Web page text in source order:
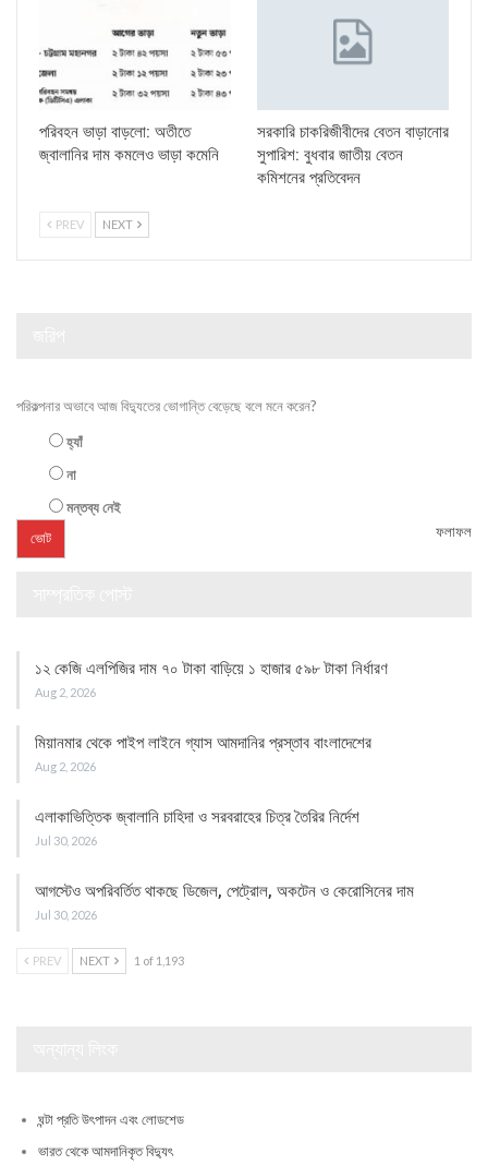
পরিবহন ভাড়া বাড়লো: অতীতে
জ্বালানির দাম কমলেও ভাড়া কমেনি
সরকারি চাকরিজীবীদের বেতন বাড়ানোর
সুপারিশ: বুধবার জাতীয় বেতন
কমিশনের প্রতিবেদন
PREV NEXT
পরিকল্পনার অভাবে আজ বিদ্যুতের ভোগান্তি বেড়েছে বলে মনে করেন?
হ্যাঁ
না
মন্তব্য নেই
ফলাফল
১২ কেজি এলপিজির দাম ৭০ টাকা বাড়িয়ে ১ হাজার ৫৯৮ টাকা নির্ধারণ
Aug 2, 2026
মিয়ানমার থেকে পাইপ লাইনে গ্যাস আমদানির প্রস্তাব বাংলাদেশের
Aug 2, 2026
এলাকাভিত্তিক জ্বালানি চাহিদা ও সরবরাহের চিত্র তৈরির নির্দেশ
Jul 30, 2026
আগস্টেও অপরিবর্তিত থাকছে ডিজেল, পেট্রোল, অকটেন ও কেরোসিনের দাম
Jul 30, 2026
PREV NEXT 1 of 1,193
ঘন্টা প্রতি উৎপাদন এবং লোডশেড
ভারত থেকে আমদানিকৃত বিদ্যুৎ